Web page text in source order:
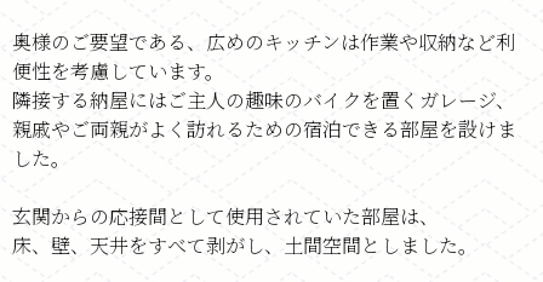
奥様のご要望である、広めのキッチンは作業や収納など利
便性を考慮しています。
隣接する納屋にはご主人の趣味のバイクを置くガレージ、
親戚やご両親がよく訪れるための宿泊できる部屋を設けま
した。
玄関からの応接間として使用されていた部屋は、
床、壁、天井をすべて剥がし、土間空間としました。